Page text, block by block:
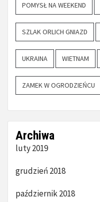
POMYSŁ NA WEEKEND
SZLAK ORLICH GNIAZD
UKRAINA WIETNAM
ZAMEK W OGRODZIEŃCU
Archiwa
luty 2019
grudzień 2018
październik 2018